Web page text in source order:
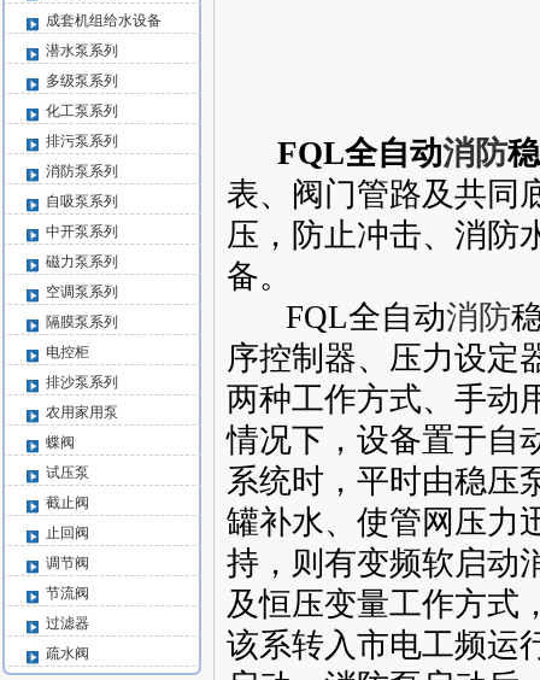
成套机组给水设备
潜水泵系列
多级泵系列
化工泵系列
排污泵系列
消防泵系列
自吸泵系列
中开泵系列
磁力泵系列
空调泵系列
隔膜泵系列
电控柜
排沙泵系列
农用家用泵
蝶阀
试压泵
截止阀
止回阀
调节阀
节流阀
过滤器
疏水阀
FQL全自动消防
表、阀门管路及共同
压，防止冲击、消防
备。
FQL全自动消防
序控制器、压力设定
两种工作方式、手动
情况下，设备置于自
系统时，平时由稳压
罐补水、使管网压力
持，则有变频软启动
及恒压变量工作方式
该系转入市电工频运